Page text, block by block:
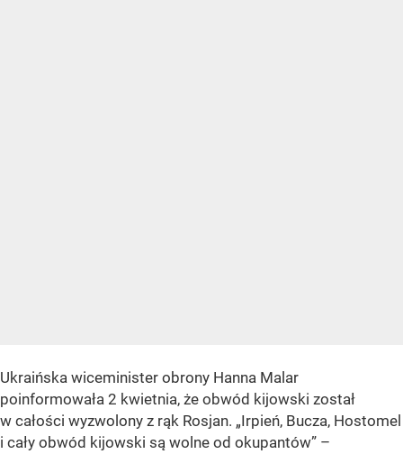
Ukraińska wiceminister obrony Hanna Malar
poinformowała 2 kwietnia, że obwód kijowski został
w całości wyzwolony z rąk Rosjan. „Irpień, Bucza, Hostomel
i cały obwód kijowski są wolne od okupantów” –